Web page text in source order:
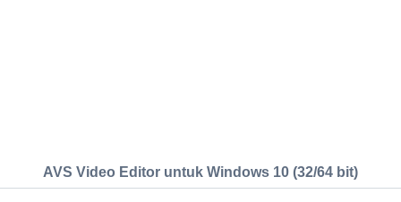
AVS Video Editor untuk Windows 10 (32/64 bit)